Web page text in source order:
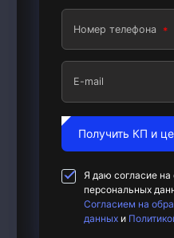
Номер телефона
E-mail
Получить КП и
Я даю согласие на
персональных
Согласием на
данных и